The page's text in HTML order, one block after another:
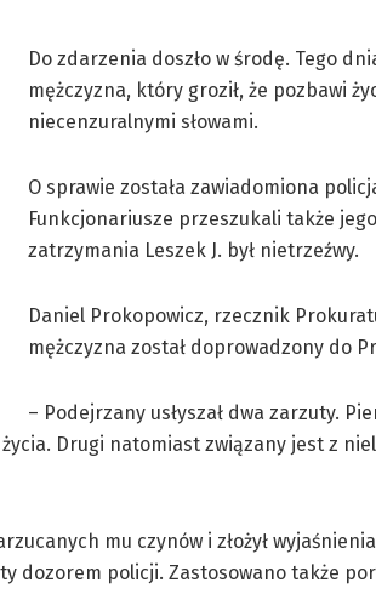
Do zdarzenia doszło w środę. Tego
mężczyzna, który groził, że pozbawi
niecenzuralnymi słowami.
O sprawie została zawiadomiona
Funkcjonariusze przeszukali także
zatrzymania Leszek J. był nietrzeźwy.
Daniel Prokopowicz, rzecznik
mężczyzna został doprowadzony do
– Podejrzany usłyszał dwa zarzuty.
Drugi natomiast związany jest z
mu czynów i złożył
dozorem policji. Zastosowano także